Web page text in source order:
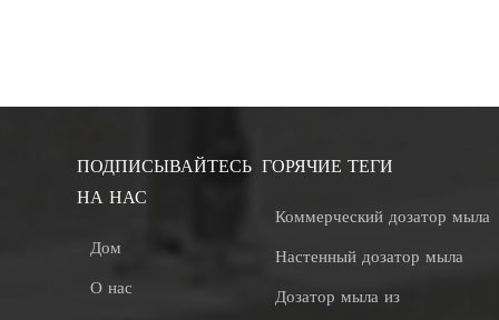
ПОДПИСЫВАЙТЕСЬ
НА НАС
Дом
О нас
ГОРЯЧИЕ ТЕГИ
Коммерческий дозатор мыла
Настенный дозатор мыла
Дозатор мыла из